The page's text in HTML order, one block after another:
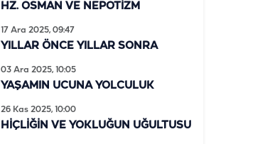
HZ. OSMAN VE NEPOTİZM
YILLAR ÖNCE YILLAR SONRA
17 Ara 2025, 09:47
YAŞAMIN UCUNA YOLCULUK
03 Ara 2025, 10:05
HİÇLİĞİN VE YOKLUĞUN UĞULTUSU
26 Kas 2025, 10:00